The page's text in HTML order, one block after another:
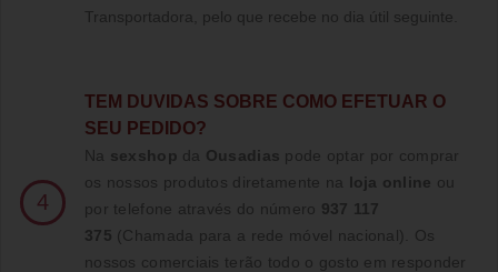
Transportadora, pelo que recebe no dia útil seguinte.
4
TE M DUVIDAS SOBRE COMO EFETUAR O
SEU PEDIDO?
Na sexshop da Ousadias pode optar por comprar
os nossos produtos diretamente na loja online ou
por telefone através do número 937 117
375 (Chamada para a rede móvel nacional)
. Os
nossos comerciais terão todo o gosto em responder